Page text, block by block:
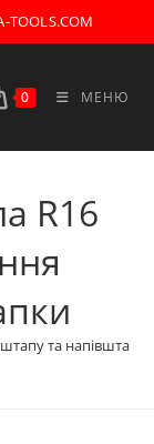
TOOLS.COM
0 МЕНЮ
R16
та напівштапів